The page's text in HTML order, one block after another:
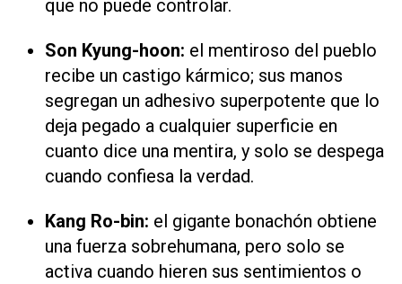
que no puede controlar.
Son Kyung-hoon: el mentiroso del pueblo
recibe un castigo kármico; sus manos
segregan un adhesivo superpotente que lo
deja pegado a cualquier superficie en
cuanto dice una mentira, y solo se despega
cuando confiesa la verdad.
Kang Ro-bin: el gigante bonachón obtiene
una fuerza sobrehumana, pero solo se
activa cuando hieren sus sentimientos o